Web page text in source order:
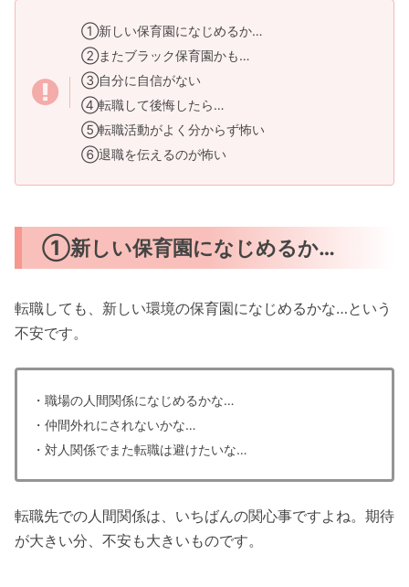
①新しい保育園になじめるか…
②またブラック保育園かも…
③自分に自信がない
④転職して後悔したら…
⑤転職活動がよく分からず怖い
⑥退職を伝えるのが怖い
①新しい保育園になじめるか…
転職しても、新しい環境の保育園になじめるかな…という
不安です。
・職場の人間関係になじめるかな…
・仲間外れにされないかな…
・対人関係でまた転職は避けたいな…
転職先での人間関係は、いちばんの関心事ですよね。期待
が大きい分、不安も大きいものです。